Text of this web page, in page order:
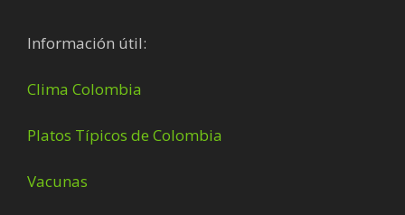
Información útil:
Clima Colombia
Platos Típicos de Colombia
Vacunas